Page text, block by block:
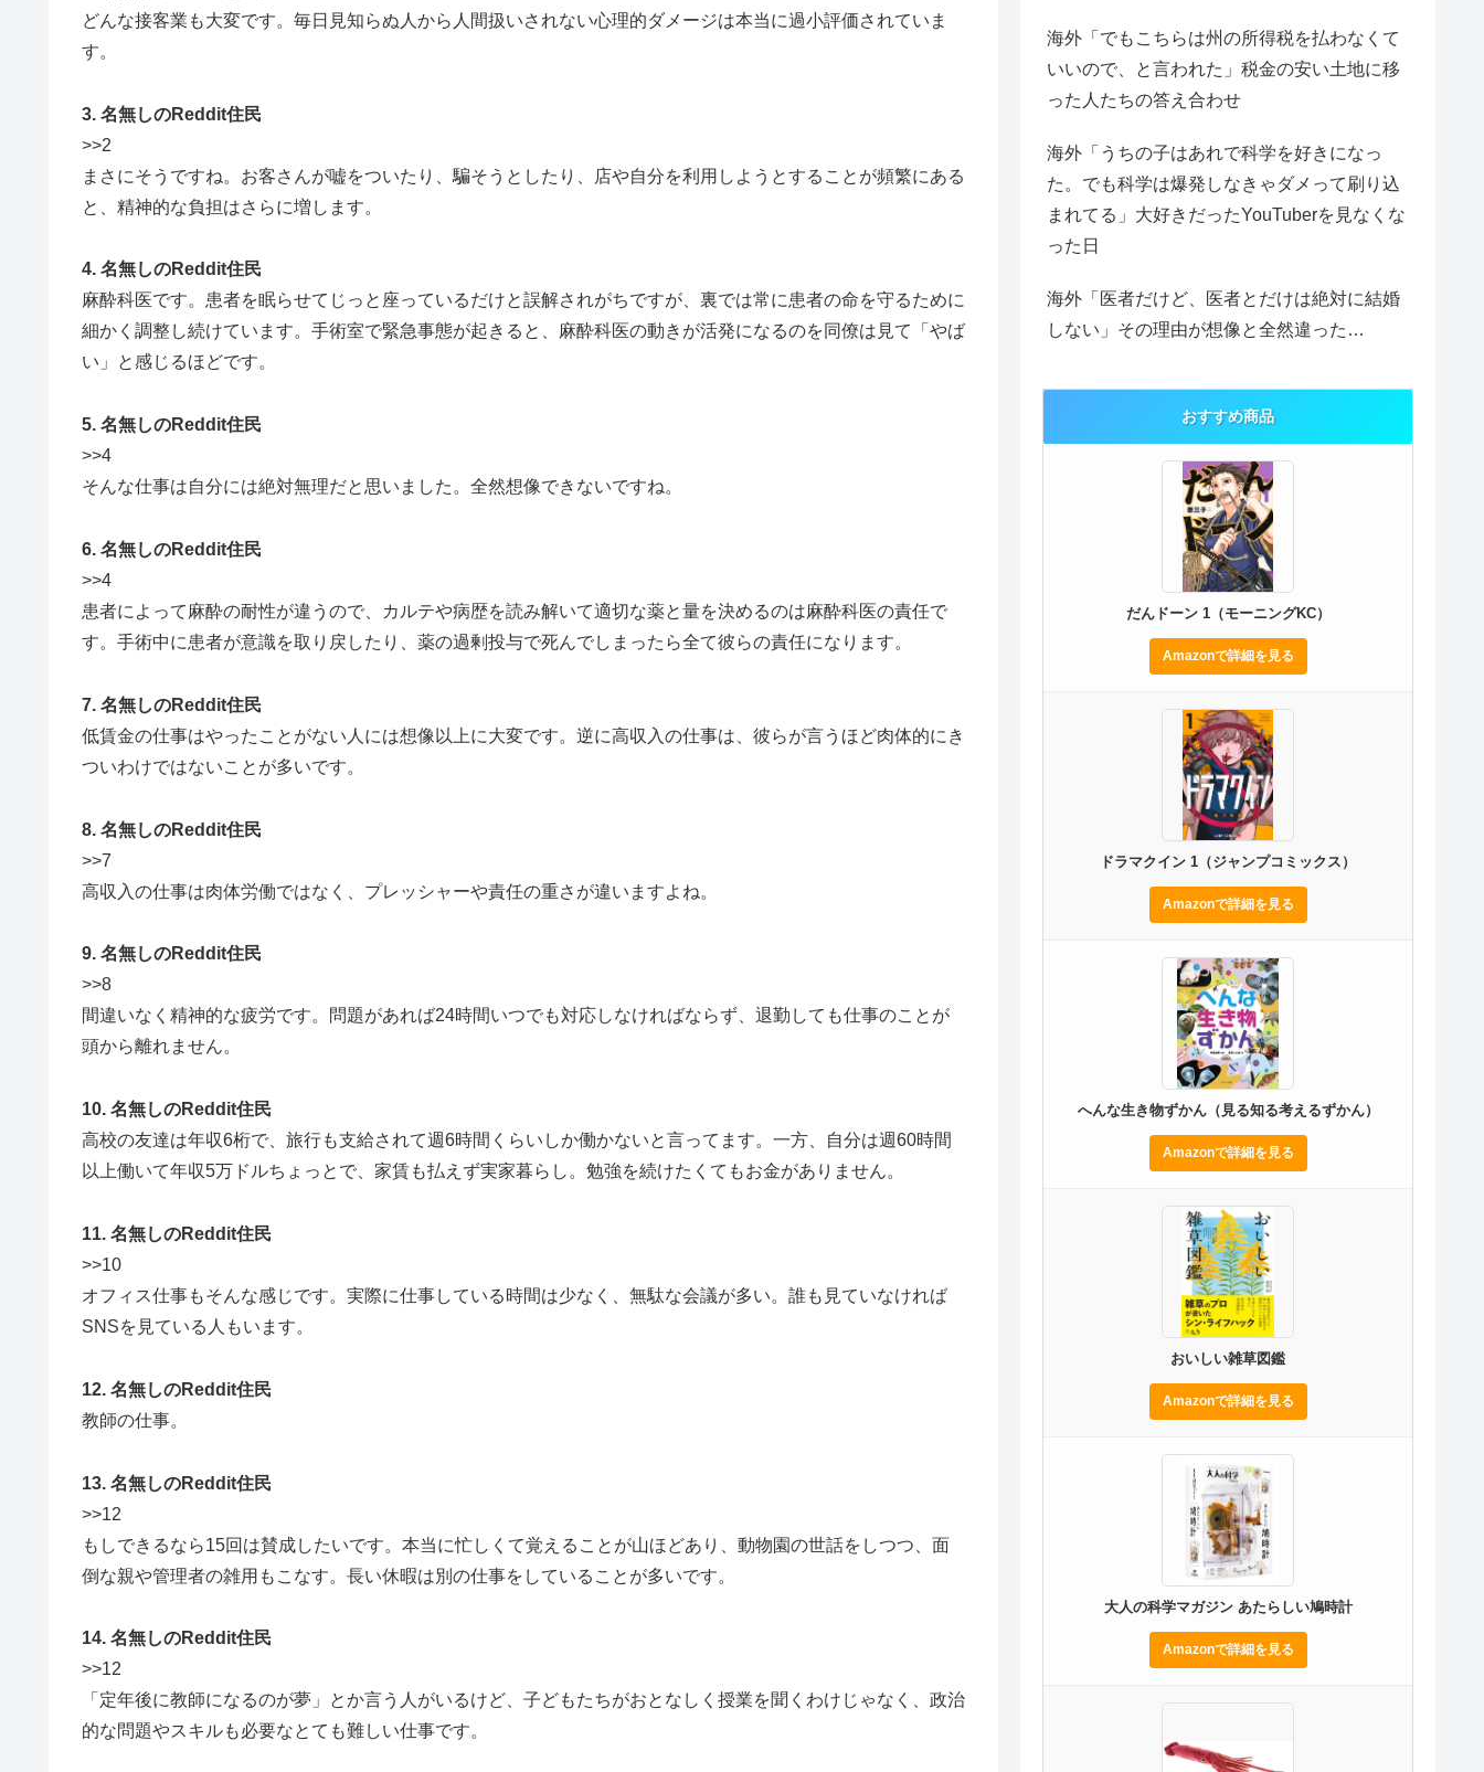
どんな接客業も大変です。毎日見知らぬ人から人間扱いされない心理的ダメージは本当に過小評価されていま
す。
3. 名無しのReddit住民
>>2
まさにそうですね。お客さんが嘘をついたり、騙そうとしたり、店や自分を利用しようとすることが頻繁にある
と、精神的な負担はさらに増します。
4. 名無しのReddit住民
麻酔科医です。患者を眠らせてじっと座っているだけと誤解されがちですが、裏では常に患者の命を守るために
細かく調整し続けています。手術室で緊急事態が起きると、麻酔科医の動きが活発になるのを同僚は見て「やば
い」と感じるほどです。
5. 名無しのReddit住民
>>4
そんな仕事は自分には絶対無理だと思いました。全然想像できないですね。
6. 名無しのReddit住民
>>4
患者によって麻酔の耐性が違うので、カルテや病歴を読み解いて適切な薬と量を決めるのは麻酔科医の責任で
す。手術中に患者が意識を取り戻したり、薬の過剰投与で死んでしまったら全て彼らの責任になります。
7. 名無しのReddit住民
低賃金の仕事はやったことがない人には想像以上に大変です。逆に高収入の仕事は、彼らが言うほど肉体的にき
ついわけではないことが多いです。
8. 名無しのReddit住民
>>7
高収入の仕事は肉体労働ではなく、プレッシャーや責任の重さが違いますよね。
9. 名無しのReddit住民
>>8
間違いなく精神的な疲労です。問題があれば24時間いつでも対応しなければならず、退勤しても仕事のことが
頭から離れません。
10. 名無しのReddit住民
高校の友達は年収6桁で、旅行も支給されて週6時間くらいしか働かないと言ってます。一方、自分は週60時間
以上働いて年収5万ドルちょっとで、家賃も払えず実家暮らし。勉強を続けたくてもお金がありません。
11. 名無しのReddit住民
>>10
オフィス仕事もそんな感じです。実際に仕事している時間は少なく、無駄な会議が多い。誰も見ていなければ
SNSを見ている人もいます。
12. 名無しのReddit住民
教師の仕事。
13. 名無しのReddit住民
>>12
もしできるなら15回は賛成したいです。本当に忙しくて覚えることが山ほどあり、動物園の世話をしつつ、面
倒な親や管理者の雑用もこなす。長い休暇は別の仕事をしていることが多いです。
14. 名無しのReddit住民
>>12
「定年後に教師になるのが夢」とか言う人がいるけど、子どもたちがおとなしく授業を聞くわけじゃなく、政治
的な問題やスキルも必要なとても難しい仕事です。
海外「でもこちらは州の所得税を払わなくて
いいので、と言われた」税金の安い土地に移
った人たちの答え合わせ
海外「うちの子はあれで科学を好きになっ
た。でも科学は爆発しなきゃダメって刷り込
まれてる」大好きだったYouTuberを見なくな
った日
海外「医者だけど、医者とだけは絶対に結婚
しない」その理由が想像と全然違った…
おすすめ商品
だんドーン 1（モーニングKC）
Amazonで詳細を見る
ドラマクイン 1（ジャンプコミックス）
Amazonで詳細を見る
へんな生き物ずかん（見る知る考えるずかん）
Amazonで詳細を見る
おいしい雑草図鑑
Amazonで詳細を見る
大人の科学マガジン あたらしい鳩時計
Amazonで詳細を見る